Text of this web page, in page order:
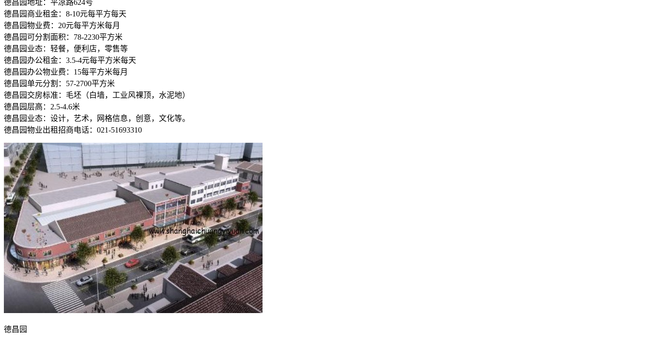
德昌园地址：平凉路624号
德昌园商业租金：8-10元每平方每天
德昌园物业费：20元每平方米每月
德昌园可分割面积：78-2230平方米
德昌园业态：轻餐，便利店，零售等
德昌园办公租金：3.5-4元每平方米每天
德昌园办公物业费：15每平方米每月
德昌园单元分割：57-2700平方米
德昌园交房标准：毛坯（白墙，工业风裸顶，水泥地）
德昌园层高：2.5-4.6米
德昌园业态：设计，艺术，网格信息，创意，文化等。
德昌园物业出租招商电话：021-51693310
德昌园